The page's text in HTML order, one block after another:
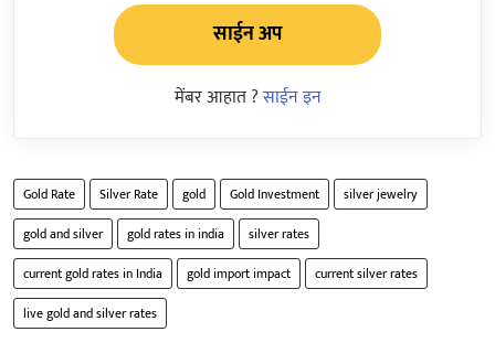
साईन अप
मेंबर आहात ?साईन इन
Gold Rate Silver Rate gold Gold Investment
silver jewelry
gold and silver
gold rates in india
silver rates
current gold rates in India
gold import impact
current silver rates
live gold and silver rates